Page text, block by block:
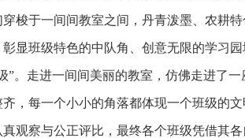
穿梭于一间间教室之间，丹青泼墨、农耕
彰显班级特色的中队角、创意无限的学习
”。走进一间间美丽的教室，仿佛走进了
，每一个小小的角落都体现一个班级的
真观察与公正评比，最终各个班级凭借其